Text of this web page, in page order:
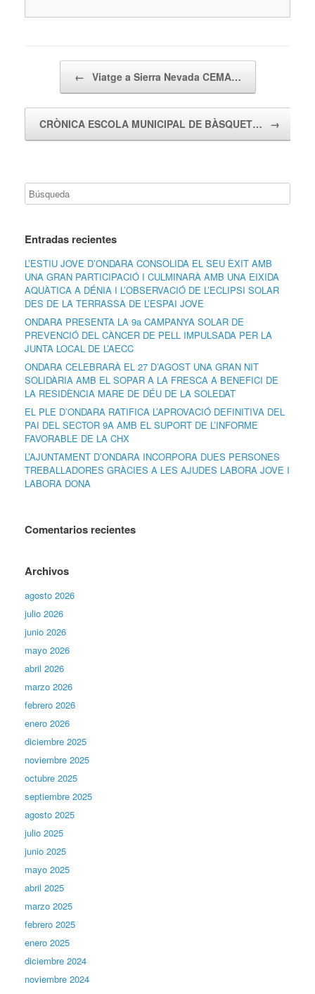
← Viatge a Sierra Nevada CEMA…
CRÒNICA ESCOLA MUNICIPAL DE BÀSQUET… →
Entradas recientes
L’ESTIU JOVE D’ONDARA CONSOLIDA EL SEU ÈXIT AMB
UNA GRAN PARTICIPACIÓ I CULMINARÀ AMB UNA EIXIDA
AQUÀTICA A DÉNIA I L’OBSERVACIÓ DE L’ECLIPSI SOLAR
DES DE LA TERRASSA DE L’ESPAI JOVE
ONDARA PRESENTA LA 9a CAMPANYA SOLAR DE
PREVENCIÓ DEL CÀNCER DE PELL IMPULSADA PER LA
JUNTA LOCAL DE L’AECC
ONDARA CELEBRARÀ EL 27 D’AGOST UNA GRAN NIT
SOLIDÀRIA AMB EL SOPAR A LA FRESCA A BENEFICI DE
LA RESIDÈNCIA MARE DE DÉU DE LA SOLEDAT
EL PLE D’ONDARA RATIFICA L’APROVACIÓ DEFINITIVA DEL
PAI DEL SECTOR 9A AMB EL SUPORT DE L’INFORME
FAVORABLE DE LA CHX
L’AJUNTAMENT D’ONDARA INCORPORA DUES PERSONES
TREBALLADORES GRÀCIES A LES AJUDES LABORA JOVE I
LABORA DONA
Comentarios recientes
Archivos
agosto 2026
julio 2026
junio 2026
mayo 2026
abril 2026
marzo 2026
febrero 2026
enero 2026
diciembre 2025
noviembre 2025
octubre 2025
septiembre 2025
agosto 2025
julio 2025
junio 2025
mayo 2025
abril 2025
marzo 2025
febrero 2025
enero 2025
diciembre 2024
noviembre 2024